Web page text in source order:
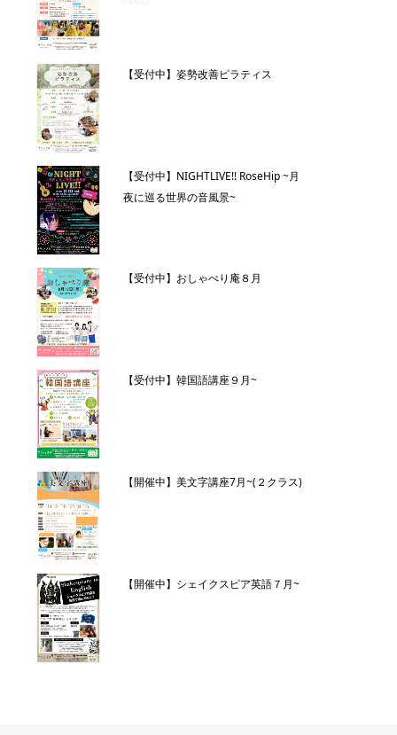
【受付中】姿勢改善ピラティス
【受付中】NIGHTLIVE!! RoseHip ~月
夜に巡る世界の音風景~
【受付中】おしゃべり庵８月
【受付中】韓国語講座９月~
【開催中】美文字講座7月~(２クラス)
【開催中】シェイクスピア英語７月~